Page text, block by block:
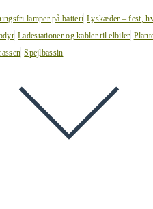
lamper på batteri Lyskæder – fest,
Ladestationer og kabler til elbiler
Spejlbassin